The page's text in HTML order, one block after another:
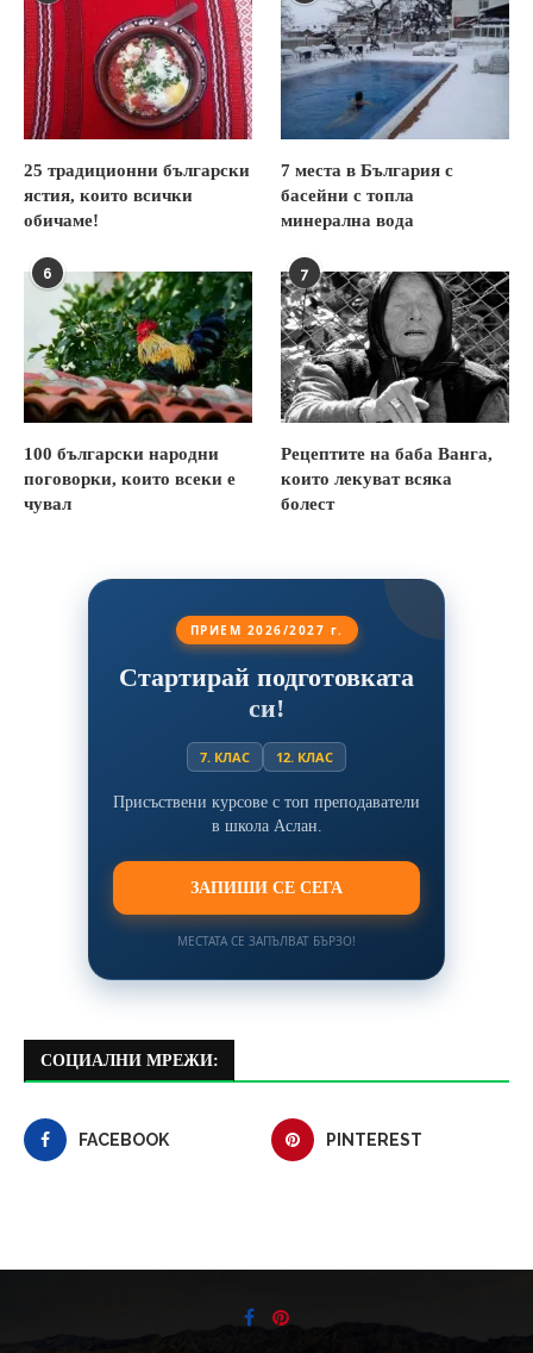
25 традиционни български
ястия, които всички
обичаме!
7 места в България с
басейни с топла
минерална вода
6
100 български народни
поговорки, които всеки е
чувал
7
Рецептите на баба Ванга,
които лекуват всяка
болест
ПРИЕМ 2026/2027 г.
Стартирай подготовката
си!
7. КЛАС 12. КЛАС
Присъствени курсове с топ преподаватели
в школа Аслан.
ЗАПИШИ СЕ СЕГА
МЕСТАТА СЕ ЗАПЪЛВАТ БЪРЗО!
СОЦИАЛНИ МРЕЖИ:
FACEBOOK PINTEREST